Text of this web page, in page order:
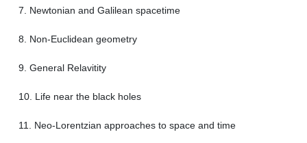
7. Newtonian and Galilean spacetime
8. Non-Euclidean geometry
9. General Relavitity
10. Life near the black holes
11. Neo-Lorentzian approaches to space and time